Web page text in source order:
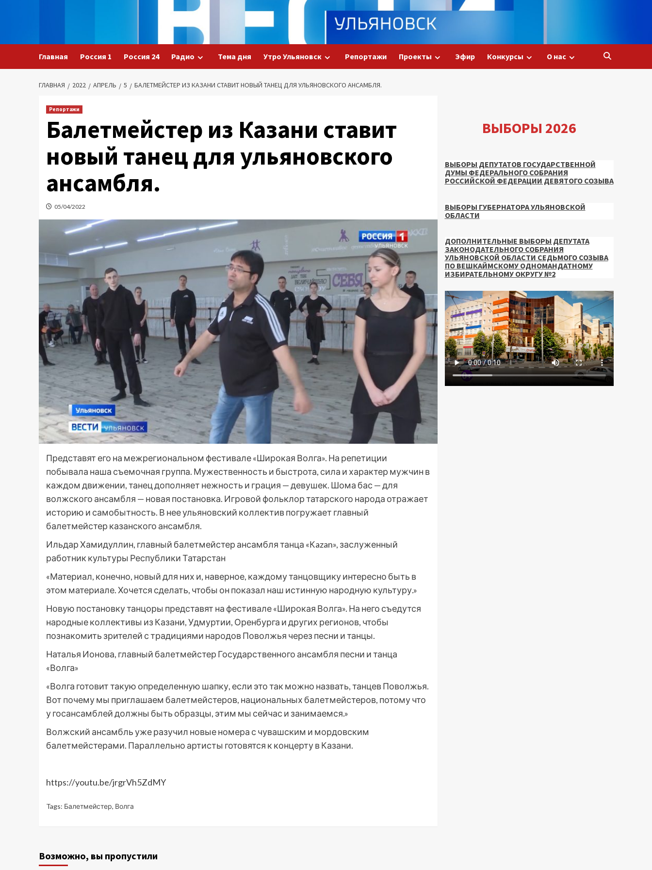
Главная Россия 1 Россия 24 Радио Тема дня Утро Ульяновск Репортажи Проекты Эфир Конкурсы О нас
ГЛАВНАЯ 2022 АПРЕЛЬ 5 БАЛЕТМЕЙСТЕР ИЗ КАЗАНИ СТАВИТ НОВЫЙ ТАНЕЦ ДЛЯ УЛЬЯНОВСКОГО АНСАМБЛЯ.
Репортажи
Балетмейстер из Казани ставит
новый танец для ульяновского
ансамбля.
05/04/2022
Представят его на межрегиональном фестивале «Широкая Волга». На репетиции
побывала наша съемочная группа. Мужественность и быстрота, сила и характер мужчин в
каждом движении, танец дополняет нежность и грация — девушек. Шома бас — для
волжского ансамбля — новая постановка. Игровой фольклор татарского народа отражает
историю и самобытность. В нее ульяновский коллектив погружает главный
балетмейстер казанского ансамбля.
Ильдар Хамидуллин, главный балетмейстер ансамбля танца «Кazan», заслуженный
работник культуры Республики Татарстан
«Материал, конечно, новый для них и, наверное, каждому танцовщику интересно быть в
этом материале. Хочется сделать, чтобы он показал наш истинную народную культуру.»
Новую постановку танцоры представят на фестивале «Широкая Волга». На него съедутся
народные коллективы из Казани, Удмуртии, Оренбурга и других регионов, чтобы
познакомить зрителей с традициями народов Поволжья через песни и танцы.
Наталья Ионова, главный балетмейстер Государственного ансамбля песни и танца
«Волга»
«Волга готовит такую определенную шапку, если это так можно назвать, танцев Поволжья.
Вот почему мы приглашаем балетмейстеров, национальных балетмейстеров, потому что
у госансамблей должны быть образцы, этим мы сейчас и занимаемся.»
Волжский ансамбль уже разучил новые номера с чувашским и мордовским
балетмейстерами. Параллельно артисты готовятся к концерту в Казани.
https://youtu.be/jrgrVh5ZdMY
Tags: Балетмейстер, Волга
ВЫБОРЫ 2026
ВЫБОРЫ ДЕПУТАТОВ ГОСУДАРСТВЕННОЙ
ДУМЫ ФЕДЕРАЛЬНОГО СОБРАНИЯ
РОССИЙСКОЙ ФЕДЕРАЦИИ ДЕВЯТОГО СОЗЫВА
ВЫБОРЫ ГУБЕРНАТОРА УЛЬЯНОВСКОЙ
ОБЛАСТИ
ДОПОЛНИТЕЛЬНЫЕ ВЫБОРЫ ДЕПУТАТА
ЗАКОНОДАТЕЛЬНОГО СОБРАНИЯ
УЛЬЯНОВСКОЙ ОБЛАСТИ СЕДЬМОГО СОЗЫВА
ПО ВЕШКАЙМСКОМУ ОДНОМАНДАТНОМУ
ИЗБИРАТЕЛЬНОМУ ОКРУГУ №2
Возможно, вы пропустили